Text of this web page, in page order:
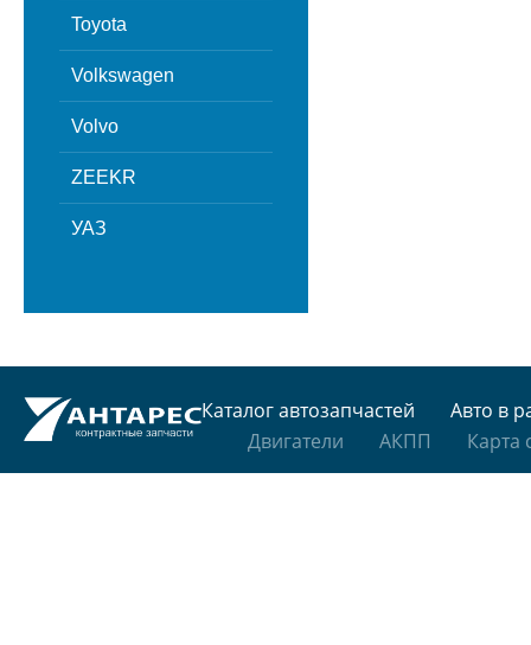
Toyota
Volkswagen
Volvo
ZEEKR
УАЗ
Каталог автозапчастей
Авто в
Двигатели
АКПП Карта